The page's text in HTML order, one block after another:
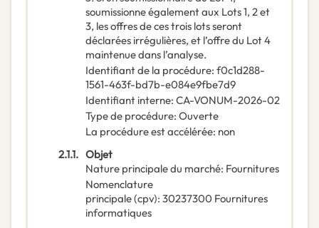
soumissionne également aux Lots 1, 2 et
3, les offres de ces trois lots seront
déclarées irrégulières, et l’offre du Lot 4
maintenue dans l’analyse.
Identifiant de la procédure: f0c1d288-
1561-463f-bd7b-e084e9fbe7d9
Identifiant interne: CA-VONUM-2026-02
Type de procédure: Ouverte
La procédure est accélérée: non
2.1.1. Objet
Nature principale du marché: Fournitures
Nomenclature
principale(cpv): 30237300 Fournitures
informatiques